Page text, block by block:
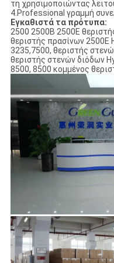
τη χρησιμοποιώντας
4.Professional γραμμή
Εγκαθιστά τα πρότυπα:
2500 2500B 2500E
θεριστής πρασίνων 2500E
3235,7500, θεριστής
θεριστής στενών διόδων
8500, 8500 κομμένος